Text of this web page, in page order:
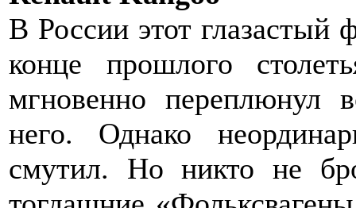
В России этот глазастый
конце прошлого
мгновенно переплюнул
него. Однако
смутил. Но никто не